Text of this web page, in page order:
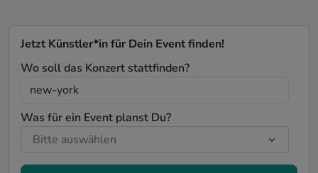
Jetzt Künstler*in für Dein Event finden!
Wo soll das Konzert stattfinden?
Was für ein Event planst Du?